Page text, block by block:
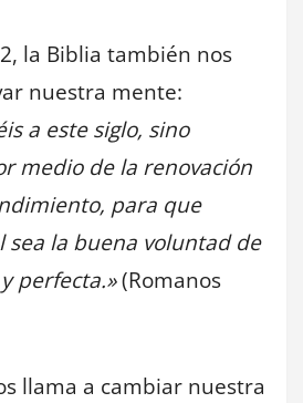
la Biblia también nos
nuestra mente:
a este siglo, sino
medio de la renovación
para que
sea la buena voluntad de
perfecta.»(Romanos
llama a cambiar nuestra